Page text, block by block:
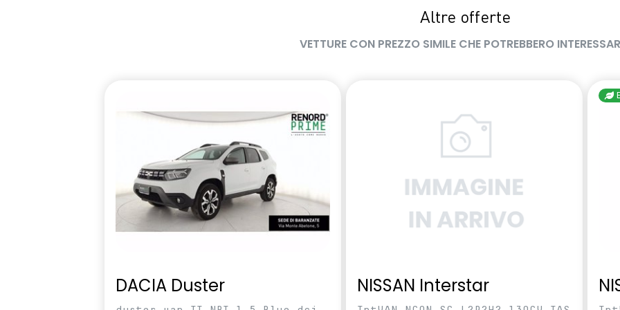
Altre offerte
VETTURE CON PREZZO SIMILE CHE POTREBBERO
DACIA Duster NISSAN Interstar